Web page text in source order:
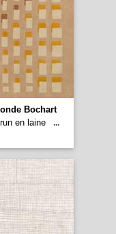
Bochart
en laine
...